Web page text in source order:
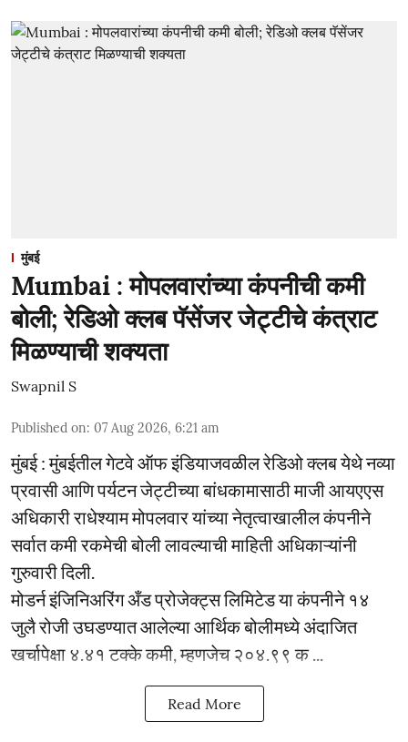
मुंबई
Mumbai : मोपलवारांच्या कंपनीची कमी
बोली; रेडिओ क्लब पॅसेंजर जेट्टीचे कंत्राट
मिळण्याची शक्यता
Swapnil S
Published on: 07 Aug 2026, 6:21 am
मुंबई : मुंबईतील गेटवे ऑफ इंडियाजवळील रेडिओ क्लब येथे नव्या
प्रवासी आणि पर्यटन जेट्टीच्या बांधकामासाठी माजी आयएएस
अधिकारी राधेश्याम मोपलवार यांच्या नेतृत्वाखालील कंपनीने
सर्वात कमी रकमेची बोली लावल्याची माहिती अधिकाऱ्यांनी
गुरुवारी दिली.
मोडर्न इंजिनिअरिंग अँड प्रोजेक्ट्स लिमिटेड या कंपनीने १४
जुलै रोजी उघडण्यात आलेल्या आर्थिक बोलीमध्ये अंदाजित
खर्चापेक्षा ४.४१ टक्के कमी, म्हणजेच २०४.९९ क ...
Read More